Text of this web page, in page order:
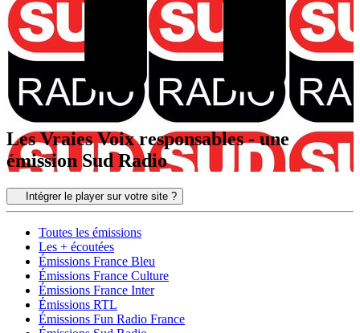
Les Vraies Voix responsables - une
émission Sud Radio
Intégrer le player sur votre site ?
Toutes les émissions
Les + écoutées
Émissions France Bleu
Émissions France Culture
Émissions France Inter
Émissions RTL
Émissions Fun Radio France